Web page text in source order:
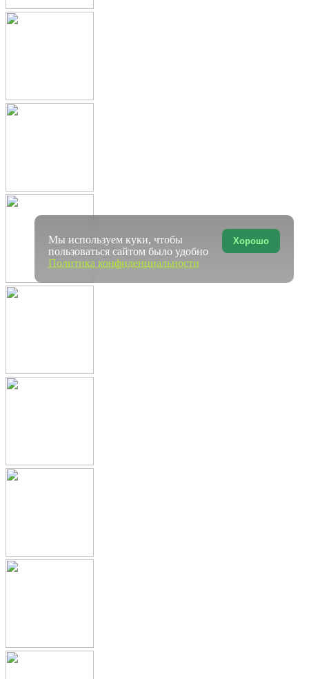
Хорошо
Мы используем куки, чтобы
пользоваться сайтом было удобно
Политика конфиденциальности